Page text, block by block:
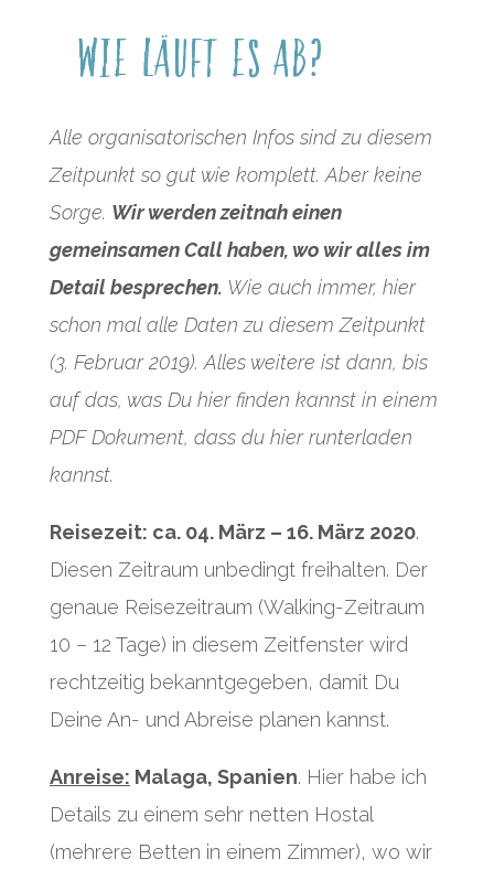
Wie läuft es ab?
Alle organisatorischen Infos sind zu diesem
Zeitpunkt so gut wie komplett. Aber keine
Sorge. Wir werden zeitnah einen
gemeinsamen Call haben, wo wir alles im
Detail besprechen. Wie auch immer, hier
schon mal alle Daten zu diesem Zeitpunkt
(3. Februar 2019). Alles weitere ist dann, bis
auf das, was Du hier finden kannst in einem
PDF Dokument, dass du hier runterladen
kannst.
Reisezeit: ca. 04. März – 16. März 2020.
Diesen Zeitraum unbedingt freihalten. Der
genaue Reisezeitraum (Walking-Zeitraum
10 – 12 Tage) in diesem Zeitfenster wird
rechtzeitig bekanntgegeben, damit Du
Deine An- und Abreise planen kannst.
Anreise: Malaga, Spanien. Hier habe ich
Details zu einem sehr netten Hostal
(mehrere Betten in einem Zimmer), wo wir